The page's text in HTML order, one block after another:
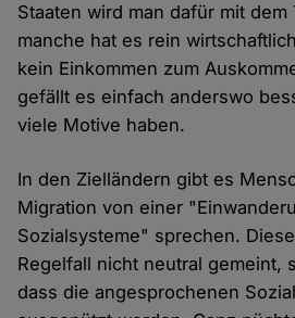
Staaten wird man dafür mit dem
manche hat es rein
kein Einkommen zum
gefällt es einfach anderswo
viele Motive haben.
In den Zielländern gibt es
Migration von einer
Sozialsysteme" sprechen.
Regelfall nicht neutral gemeint,
dass die angesprochenen